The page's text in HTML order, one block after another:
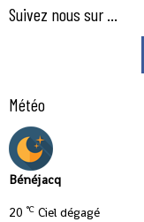
Suivez nous sur ...
Météo
Bénéjacq
20 °C Ciel dégagé